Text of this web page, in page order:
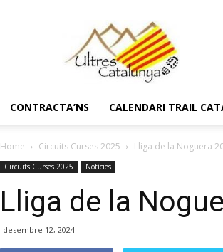
CONTRACTA’NS CALENDARI TRAIL
Home Circuits Curses 2025 Lliga de la Noguera
Circuits Curses 2025 Notícies
Lliga de la
desembre 12, 2024